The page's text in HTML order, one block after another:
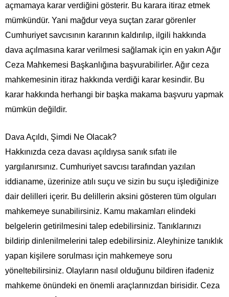
açmamaya karar verdiğini gösterir. Bu karara itiraz etmek
mümkündür. Yani mağdur veya suçtan zarar görenler
Cumhuriyet savcısının kararının kaldırılıp, ilgili hakkında
dava açılmasına karar verilmesi sağlamak için en yakın Ağır
Ceza Mahkemesi Başkanlığına başvurabilirler. Ağır ceza
mahkemesinin itiraz hakkında verdiği karar kesindir. Bu
karar hakkında herhangi bir başka makama başvuru yapmak
mümkün değildir.
Dava Açıldı, Şimdi Ne Olacak?
Hakkınızda ceza davası açıldıysa sanık sıfatı ile
yargılanırsınız. Cumhuriyet savcısı tarafından yazılan
iddianame, üzerinize atılı suçu ve sizin bu suçu işlediğinize
dair delilleri içerir. Bu delillerin aksini gösteren tüm olguları
mahkemeye sunabilirsiniz. Kamu makamları elindeki
belgelerin getirilmesini talep edebilirsiniz. Tanıklarınızı
bildirip dinlenilmelerini talep edebilirsiniz. Aleyhinize tanıklık
yapan kişilere sorulması için mahkemeye soru
yöneltebilirsiniz. Olayların nasıl olduğunu bildiren ifadeniz
mahkeme önündeki en önemli araçlarınızdan birisidir. Ceza